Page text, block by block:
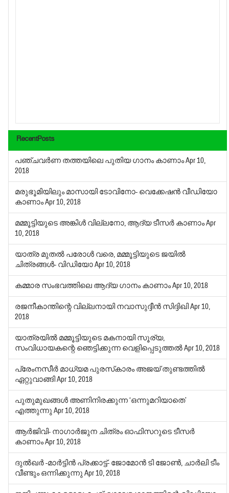
RecentPosts
പഞ്ചവര്‍ണ തത്തയിലെ പുതിയ ഗാനം കാണാംApr 10,
2018
മരുഭൂമിയിലും മാസായി ടോവിനോ- വെക്കേഷന്‍ വീഡിയോ
കാണാംApr 10, 2018
മമ്മൂട്ടിയുടെ അങ്കിള്‍ വില്ലനോ, ആദ്യ ടീസര്‍ കാണാംApr
10, 2018
യാത്ര മുതല്‍ പരോള്‍ വരെ, മമ്മൂട്ടിയുടെ ജയില്‍
ചിത്രങ്ങള്‍- വിഡിയോApr 10, 2018
കമ്മാര സംഭവത്തിലെ ആദ്യ ഗാനം കാണാംApr 10, 2018
രജനീകാന്തിന്റെ വില്ലനായി നവാസുദ്ദീന്‍ സിദ്ദിഖിApr 10,
2018
യാത്രയില്‍ മമ്മൂട്ടിയുടെ മകനായി സൂര്യ,
സംവിധായകന്റെ ഞെട്ടിക്കുന്ന വെളിപ്പെടുത്തല്‍Apr 10, 2018
പ്രേംനസീര്‍ മാധ്യമ പുരസ്‌കാരം അജയ് തുണ്ടത്തില്‍
ഏറ്റുവാങ്ങിApr 10, 2018
പുതുമുഖങ്ങള്‍ അണിനിരക്കുന്ന ‘ഒന്നുമറിയാതെ’
എത്തുന്നുApr 10, 2018
ആര്‍ജിവി- നാഗാര്‍ജുന ചിത്രം ഓഫിസറുടെ ടീസര്‍
കാണാംApr 10, 2018
ദുല്‍ഖര്‍ -മാര്‍ട്ടിന്‍ പ്രക്കാട്ട്- ജോമോന്‍ ടി ജോണ്‍, ചാര്‍ലി ടീം
വീണ്ടും ഒന്നിക്കുന്നുApr 10, 2018